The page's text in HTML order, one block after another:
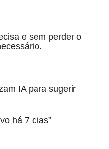
e sem perder o
IA para sugerir
há 7 dias”